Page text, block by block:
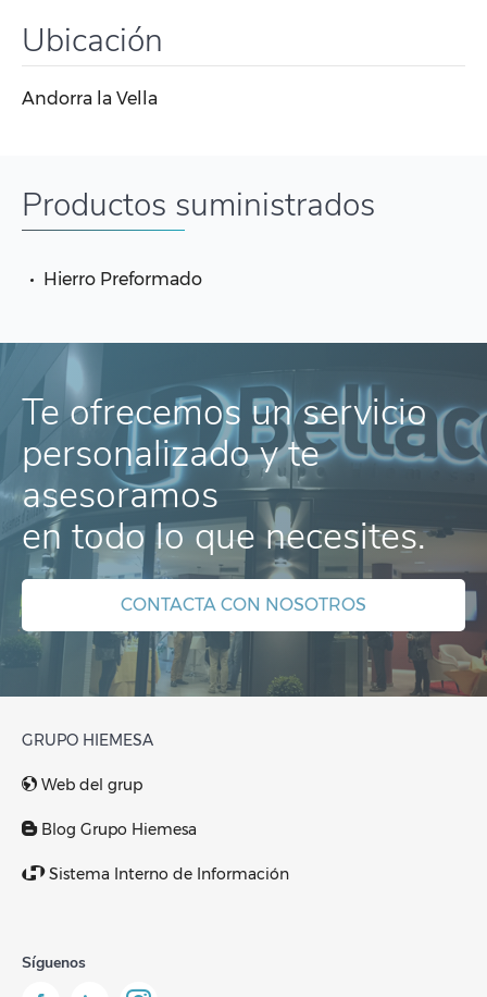
Ubicación
Andorra la Vella
Productos suministrados
Hierro Preformado
Te ofrecemos un servicio
personalizado y te
asesoramos
en todo lo que necesites.
CONTACTA CON NOSOTROS
GRUPO HIEMESA
Web del grup
Blog Grupo Hiemesa
Sistema Interno de Información
Síguenos